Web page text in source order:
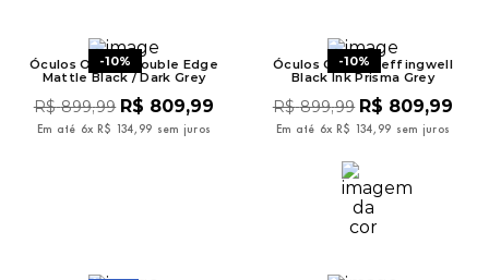
-10%
Óculos Oakley Double Edge
Mattle Black / Dark Grey
R$ 899,99 R$ 809,99
Em até 6x R$ 134, 99 sem juros
-10%
Óculos Oakley Leffingwell
Black Ink Prisma Grey
R$ 899,99 R$ 809,99
Em até 6x R$ 134, 99 sem juros